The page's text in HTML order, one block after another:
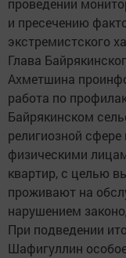
проведении
и пресечению
экстремистского
Глава
Ахметшина
работа по
Байрякинском
религиозной
физическими
квартир, с целью
проживают на
нарушением
При подведении
Шафигуллин